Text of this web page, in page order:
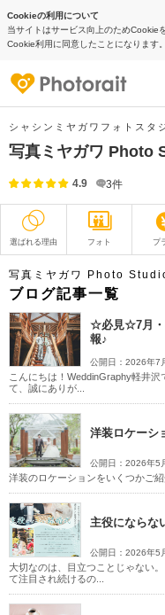
Cookieの利用について
当サイトはサービス向上のためCookie
Cookie利用に同意したことになります。
シャシンミヤガワフォトスタ
写真ミヤガワ Photo
4.9 3件
選ばれる理由 フォト プ
撮影レポート
オプション
アクセス/TEL
写真ミヤガワ Photo
ブログ記事一覧
☆必見☆7月・
報♪
公開日：2026年7
こんにちは！WeddinGraphy軽井
て、誠にありが...
洋装ロケーシ
公開日：2026年5
洋装のロケーションをいくつかご
主役にならな
公開日：2026年5
大切なのは、目立つことじゃない
て注目され続けるの...